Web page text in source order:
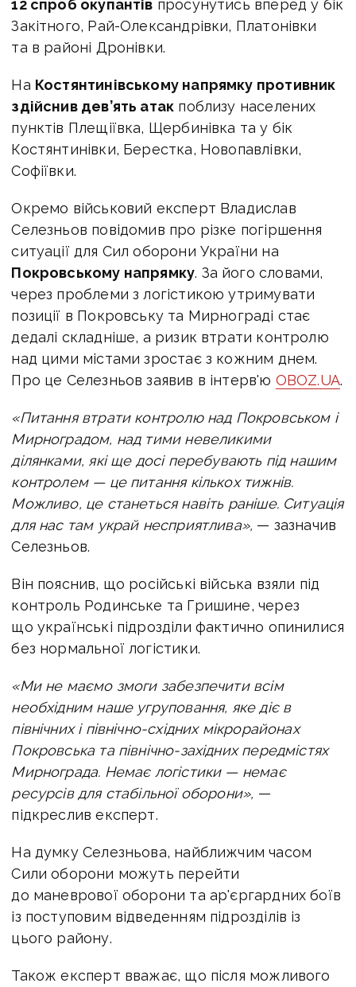
12 спроб окупантів просунутись вперед у бік
Закітного, Рай-Олександрівки, Платонівки
та в районі Дронівки.
На Костянтинівському напрямку противник
здійснив дев’ять атак поблизу населених
пунктів Плещіївка, Щербинівка та у бік
Костянтинівки, Берестка, Новопавлівки,
Софіївки.
Окремо військовий експерт Владислав
Селезньов повідомив про різке погіршення
ситуації для Сил оборони України на
Покровському напрямку. За його словами,
через проблеми з логістикою утримувати
позиції в Покровську та Мирнограді стає
дедалі складніше, а ризик втрати контролю
над цими містами зростає з кожним днем.
Про це Селезньов заявив в інтерв'ю OBOZ.UA.
«Питання втрати контролю над Покровськом і
Мирноградом, над тими невеликими
ділянками, які ще досі перебувають під нашим
контролем — це питання кількох тижнів.
Можливо, це станеться навіть раніше. Ситуація
для нас там украй несприятлива», — зазначив
Селезньов.
Він пояснив, що російські війська взяли під
контроль Родинське та Гришине, через
що українські підрозділи фактично опинилися
без нормальної логістики.
«Ми не маємо змоги забезпечити всім
необхідним наше угруповання, яке діє в
північних і північно-східних мікрорайонах
Покровська та північно-західних передмістях
Мирнограда. Немає логістики — немає
ресурсів для стабільної оборони», —
підкреслив експерт.
На думку Селезньова, найближчим часом
Сили оборони можуть перейти
до маневрової оборони та ар'єргардних боїв
із поступовим відведенням підрозділів із
цього району.
Також експерт вважає, що після можливого